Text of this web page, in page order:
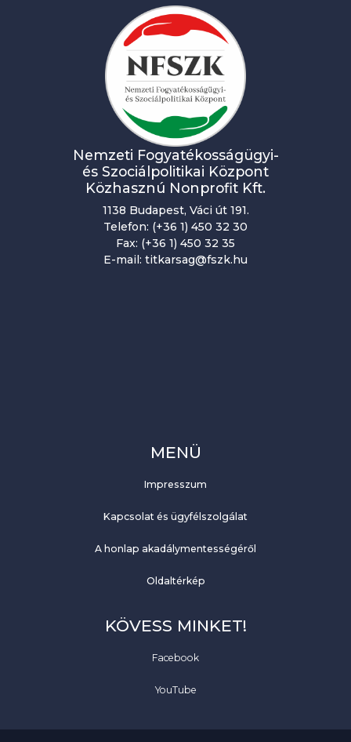
Nemzeti Fogyatékosságügyi-
és Szociálpolitikai Központ
Közhasznú Nonprofit Kft.
1138 Budapest, Váci út 191.
Telefon: (+36 1) 450 32 30
Fax: (+36 1) 450 32 35
E-mail: titkarsag@fszk.hu
MENÜ
Impresszum
Kapcsolat és ügyfélszolgálat
A honlap akadálymentességéről
Oldaltérkép
KÖVESS MINKET!
Facebook
YouTube